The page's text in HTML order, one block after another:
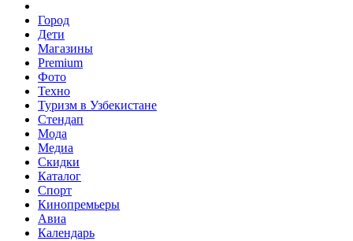
Город
Дети
Магазины
Premium
Фото
Техно
Туризм в Узбекистане
Стендап
Мода
Медиа
Скидки
Каталог
Спорт
Кинопремьеры
Авиа
Календарь